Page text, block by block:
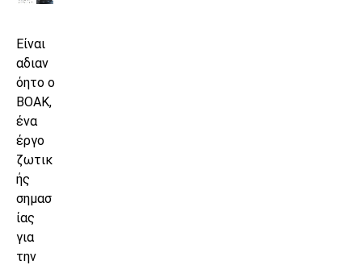
Είναι
αδιαν
όητο ο
ΒΟΑΚ,
ένα
έργο
ζωτικ
ής
σημασ
ίας
για
την